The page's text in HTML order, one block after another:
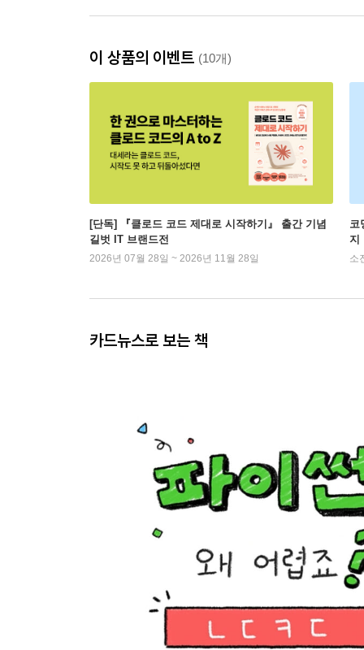
이 상품의 이벤트 (10개)
[단독] 『클로드 코드 제대로 시작하기』 출간 기념
길벗 IT 브랜드전
2026년 07월 28일 ~ 2026년 11월 28일
코
지
소
카드뉴스로 보는 책